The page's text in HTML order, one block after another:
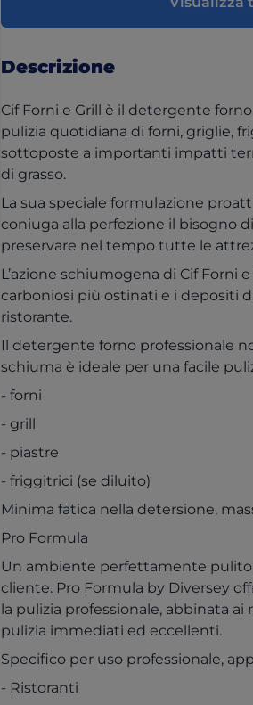
Descrizione
Cif Forni e Grill è il detergente
pulizia quotidiana di forni, griglie,
sottoposte a importanti impatti
di grasso.
La sua speciale formulazione
coniuga alla perfezione il bisogno
preservare nel tempo tutte le
L’azione schiumogena di Cif Forni
carboniosi più ostinati e i depositi
ristorante.
Il detergente forno professionale
schiuma è ideale per una facile
- forni
- grill
- piastre
- friggitrici (se diluito)
Minima fatica nella detersione,
Pro Formula
Un ambiente perfettamente pulito
cliente. Pro Formula by Diversey
la pulizia professionale, abbinata
pulizia immediati ed eccellenti.
Specifico per uso professionale,
- Ristoranti